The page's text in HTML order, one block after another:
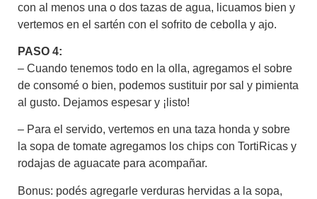
con al menos una o dos tazas de agua, licuamos bien y
vertemos en el sartén con el sofrito de cebolla y ajo.
PASO 4:
– Cuando tenemos todo en la olla, agregamos el sobre
de consomé o bien, podemos sustituir por sal y pimienta
al gusto. Dejamos espesar y ¡listo!
– Para el servido, vertemos en una taza honda y sobre
la sopa de tomate agregamos los chips con TortiRicas y
rodajas de aguacate para acompañar.
Bonus: podés agregarle verduras hervidas a la sopa,